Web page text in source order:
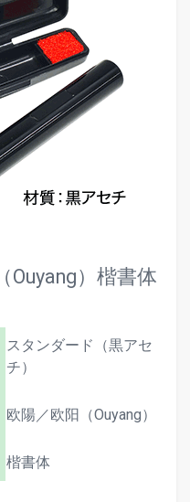
）楷書体
スタンダード（黒アセ
チ）
欧陽／欧阳（Ouyang）
楷書体